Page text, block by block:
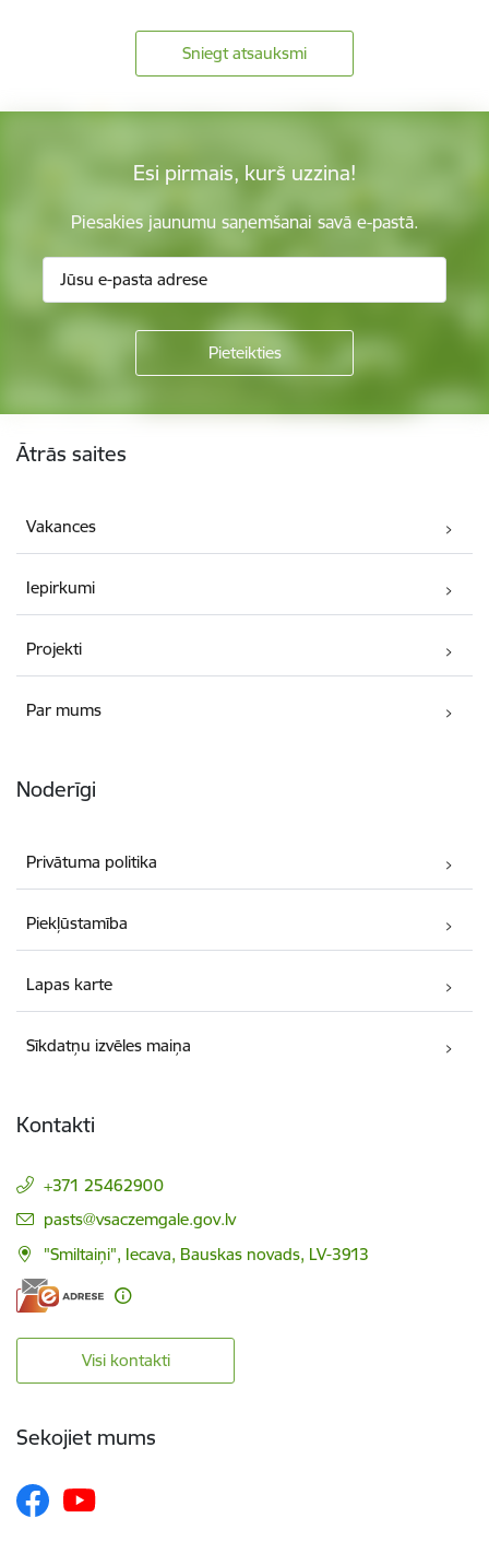
Sniegt atsauksmi
Esi pirmais, kurš uzzina!
Piesakies jaunumu saņemšanai savā e-pastā.
Ātrās saites
Vakances
Iepirkumi
Projekti
Par mums
Noderīgi
Privātuma politika
Piekļūstamība
Lapas karte
Sīkdatņu izvēles maiņa
Kontakti
+371 25462900
E-pasts:
pasts@vsaczemgale.gov.lv
"Smiltaiņi", Iecava, Bauskas novads, LV-3913
Visi kontakti
Sekojiet mums